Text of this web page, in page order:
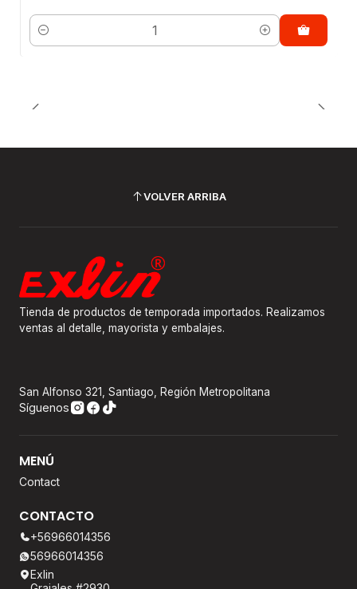
Cantidad
VOLVER ARRIBA
Tienda de productos de temporada importados. Realizamos
ventas al detalle, mayorista y embalajes.
San Alfonso 321, Santiago, Región Metropolitana
Síguenos
MENÚ
Contact
CONTACTO
+56966014356
56966014356
Exlin